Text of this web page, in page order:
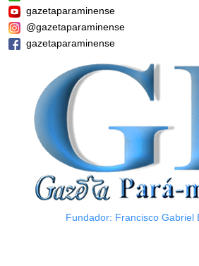
gazetaparaminense
@gazetaparaminense
gazetaparaminense
Fundador: Francisco Gabriel